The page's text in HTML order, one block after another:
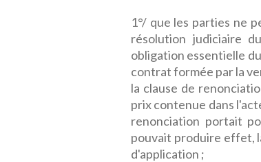
1°/ que les parties ne
résolution judiciaire
obligation essentielle
contrat formée par la
la clause de
prix contenue dans
renonciation portait
pouvait produire effet,
d'application ;